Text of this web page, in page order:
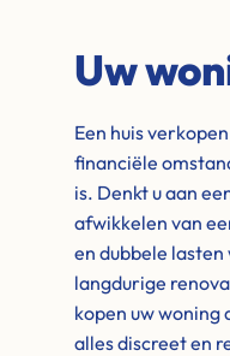
Uw
Een huis
financiële
is. Denkt u aan
afwikkelen van
en dubbele
langdurige
kopen uw woning
alles discreet en